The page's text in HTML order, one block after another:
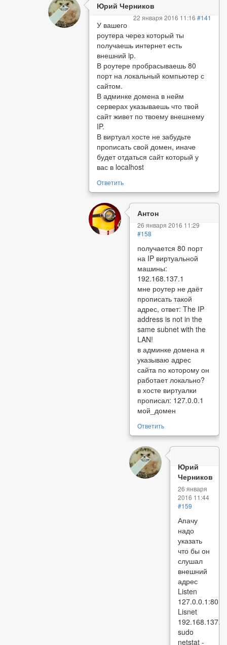
Юрий Черников
22 января 2016 11:16 #141
У вашего
роутера через который ты
получаешь интернет есть
внешний ip.
В роутере пробрасываешь 80
порт на локальный компьютер с
сайтом.
В админке домена в нейм
серверах указываешь что твой
сайт живет по твоему внешнему
IP.
В виртуал хосте не забудьте
прописать свой домен, иначе
будет отдаться сайт который у
вас в localhost
Ответить
Антон
26 января 2016 11:29
#158
получается 80 порт
на IP виртуальной
машины:
192.168.137.1
мне роутер не даёт
прописать такой
адрес, ответ: The IP
address is not in the
same subnet with the
LAN!
в админке домена я
указываю адрес
сайта по которому он
работает локально?
в хосте виртуалки
прописал: 127.0.0.1
мой_домен
Ответить
Юрий
Черников
26 января
2016 11:44
#159
Апачу
надо
указать
что бы он
слушал
внешний
адрес
Listen
127.0.0.1:80
Lisnet
sudo
netstat -